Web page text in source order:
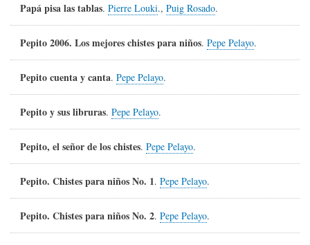
Papá pisa las tablas. Pierre Louki., Puig Rosado.
Pepito 2006. Los mejores chistes para niños. Pepe Pelayo.
Pepito cuenta y canta. Pepe Pelayo.
Pepito y sus libruras. Pepe Pelayo.
Pepito, el señor de los chistes. Pepe Pelayo.
Pepito. Chistes para niños No. 1. Pepe Pelayo.
Pepito. Chistes para niños No. 2. Pepe Pelayo.